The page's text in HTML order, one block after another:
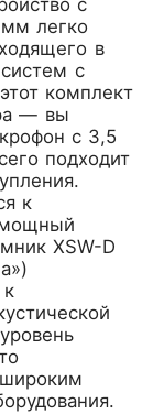
легко
в
с
комплект
— вы
с 3,5
подходит
к
XSW-D